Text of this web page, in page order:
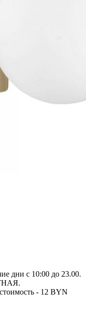
дни с 10:00 до 23.00.
- 12 BYN